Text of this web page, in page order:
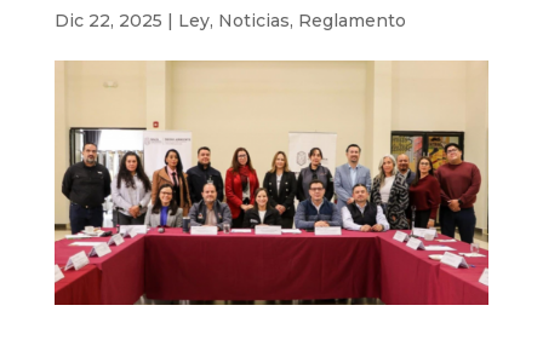
Dic 22, 2025 | Ley, Noticias, Reglamento